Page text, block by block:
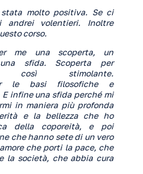
molto positiva. Se ci
andrei volentieri. Inoltre
corso.
me una scoperta, un
sfida. Scoperta per
così stimolante.
le basi filosofiche e
infine una sfida perché mi
in maniera più profonda
e la bellezza che ho
della coporeità, e poi
che hanno sete di un vero
che porti la pace, che
la società, che abbia cura